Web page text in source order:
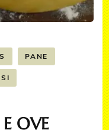
PANE
OVE